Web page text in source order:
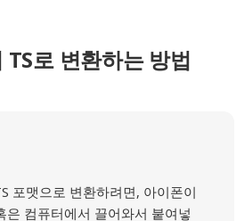
TS로 변환하는 방법
포맷으로 변환하려면, 아이폰이
은 컴퓨터에서 끌어와서 붙여넣